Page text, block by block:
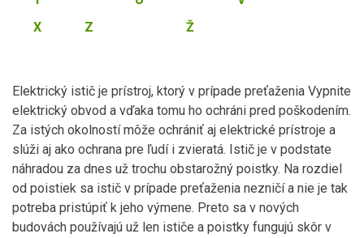
X
Z Ž
Elektrický istič je prístroj, ktorý v prípade preťaženia Vypnite
elektrický obvod a vďaka tomu ho ochráni pred poškodením.
Za istých okolností môže ochrániť aj elektrické prístroje a
slúži aj ako ochrana pre ľudí i zvieratá. Istič je v podstate
náhradou za dnes už trochu obstarožný poistky. Na rozdiel
od poistiek sa istič v prípade preťaženia nezničí a nie je tak
potreba pristúpiť k jeho výmene. Preto sa v nových
budovách používajú už len ističe a poistky fungujú skôr v